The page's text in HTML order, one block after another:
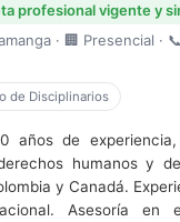
profesional vigente y
· 🏢 Presencial ·
de Disciplinarios
años de
humanos y
y Canadá.
Asesoría en